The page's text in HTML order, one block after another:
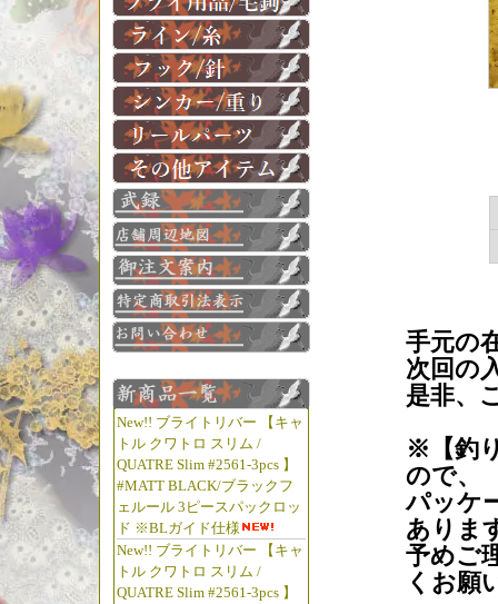
New!! ブライトリバー 【キャ
トル クワトロ スリム /
QUATRE Slim #2561-3pcs 】
#MATT BLACK/ブラックフ
ェルール 3ピースパックロッ
ド ※BLガイド仕様
New!! ブライトリバー 【キャ
トル クワトロ スリム /
QUATRE Slim #2561-3pcs 】
手元の
次回の
是非、
※【釣
ので、
パッケ
ありま
予めご
くお願